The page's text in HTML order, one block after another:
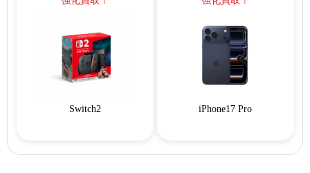
Switch2 iPhone17 Pro